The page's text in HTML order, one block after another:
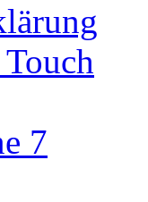
7